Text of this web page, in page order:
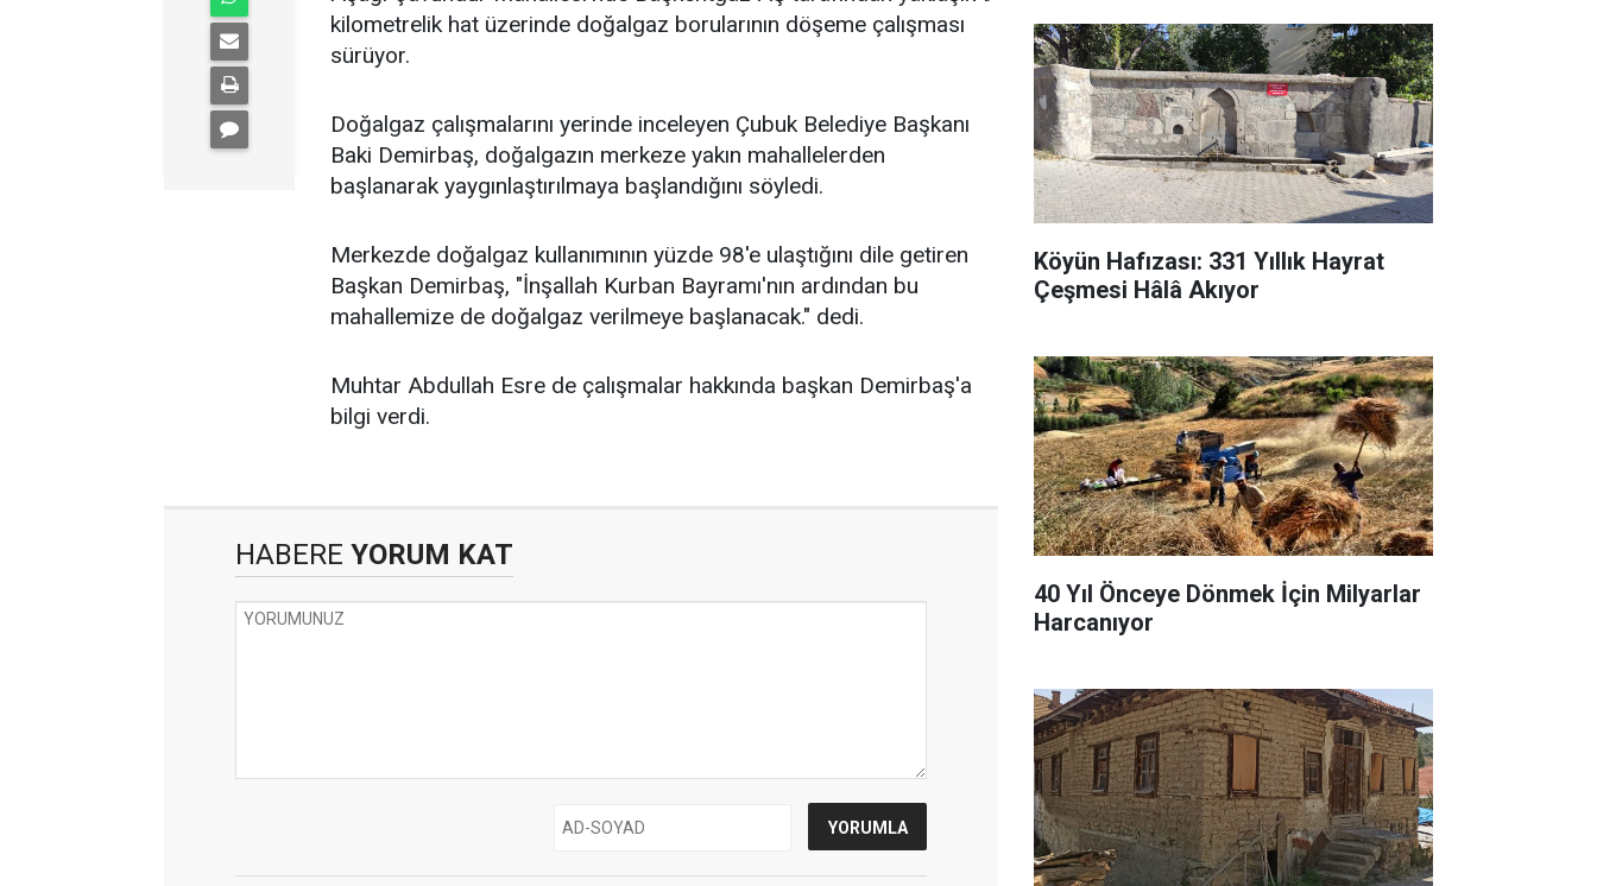
kilometrelik hat üzerinde doğalgaz borularının döşeme çalışması
sürüyor.
Doğalgaz çalışmalarını yerinde inceleyen Çubuk Belediye Başkanı
Baki Demirbaş, doğalgazın merkeze yakın mahallelerden
başlanarak yaygınlaştırılmaya başlandığını söyledi.
Merkezde doğalgaz kullanımının yüzde 98'e ulaştığını dile getiren
Başkan Demirbaş, "İnşallah Kurban Bayramı'nın ardından bu
mahallemize de doğalgaz verilmeye başlanacak." dedi.
Muhtar Abdullah Esre de çalışmalar hakkında başkan Demirbaş'a
bilgi verdi.
HABERE YORUM KAT
Köyün Hafızası: 331 Yıllık Hayrat
Çeşmesi Hâlâ Akıyor
40 Yıl Önceye Dönmek İçin Milyarlar
Harcanıyor